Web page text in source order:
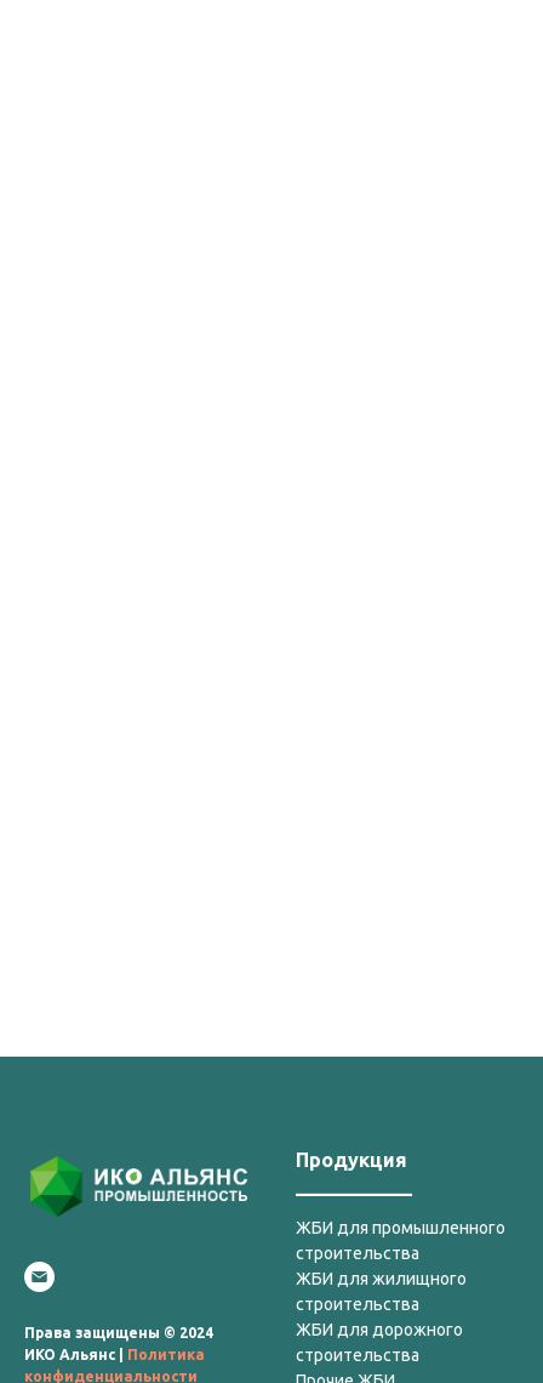
Права защищены © 2024
ИКО Альянс |
Политика
конфиденциальности
Продукция
ЖБИ для промышленного
строительства
ЖБИ для жилищного
строительства
ЖБИ для дорожного
строительства